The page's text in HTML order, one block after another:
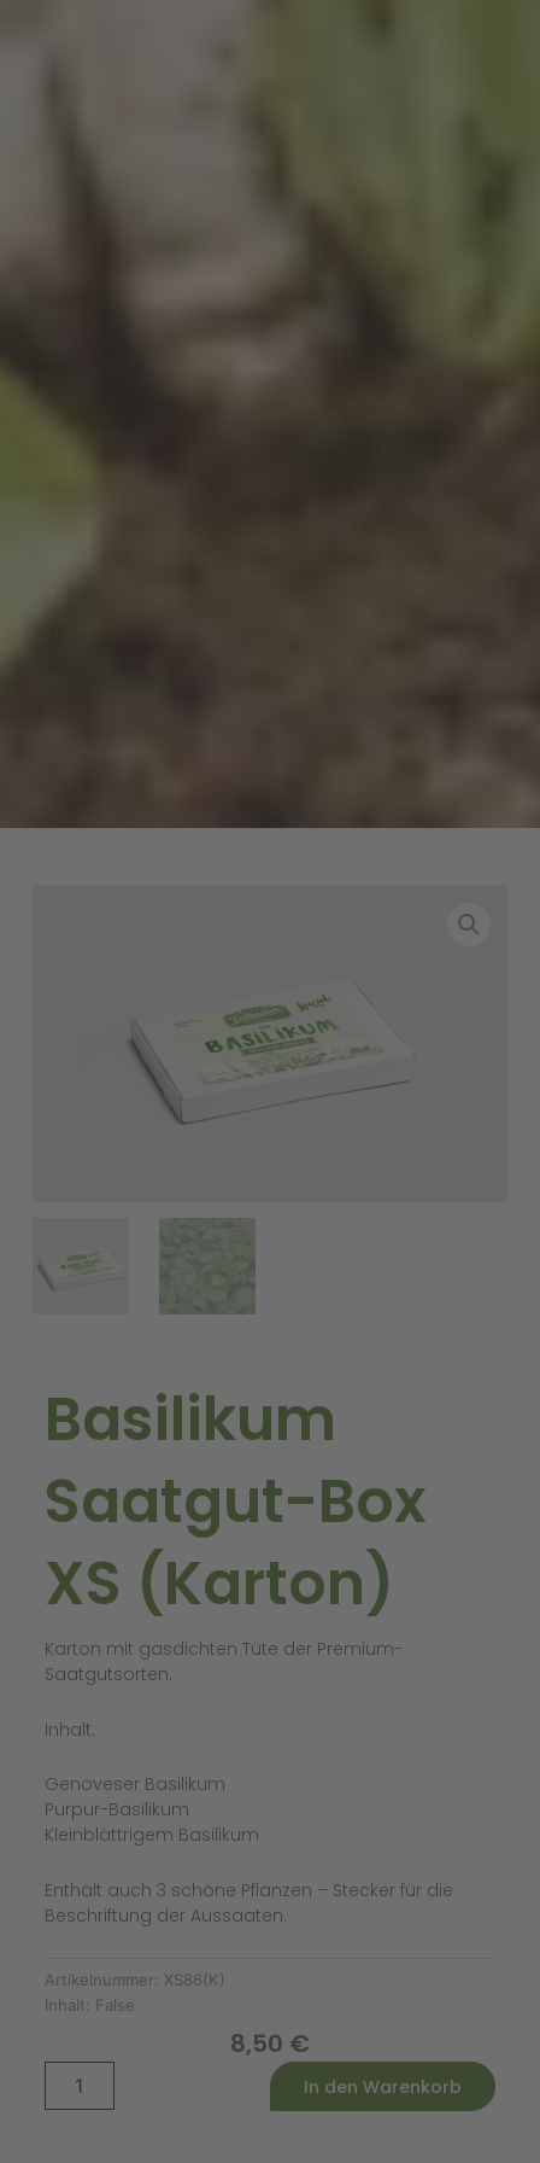
Basilikum
Saatgut-Box
XS (Karton)
Karton mit gasdichten Tüte der Premium-
Saatgutsorten.
Inhalt.
Genoveser Basilikum
Purpur-Basilikum
Kleinblättrigem Basilikum
Enthält auch 3 schöne Pflanzen – Stecker für die
Beschriftung der Aussaaten.
Artikelnummer: XS86(K)
Inhalt: False
8,50 €
Saatgut-
In den Warenkorb
Alternative: